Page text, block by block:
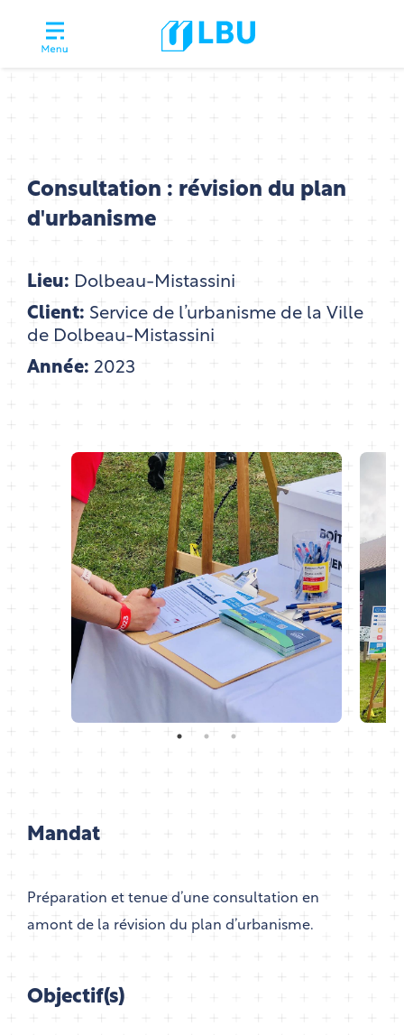
Consultation : révision du plan
d'urbanisme
Lieu: Dolbeau-Mistassini
Client: Service de l’urbanisme de la Ville
de Dolbeau-Mistassini
Année: 2023
Mandat
Préparation et tenue d’une consultation en
amont de la révision du plan d’urbanisme.
Objectif(s)